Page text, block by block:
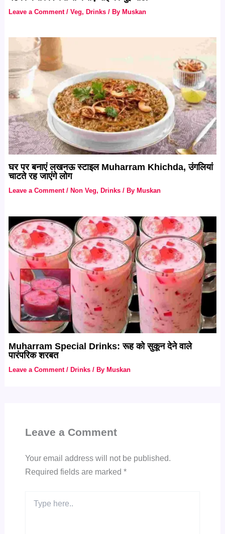
Leave a Comment /Veg,Drinks / ByMuskan
घर पर बनाएं लखनऊ स्टाइल Muharram Khichda, उंगलियां
चाटते रह जाएंगे लोग
Leave a Comment / Non Veg, Drinks / By Muskan
Muharram Special Drinks: रूह को सुकून देने वाले
पारंपरिक शरबत
Leave a Comment /Drinks / ByMuskan
Leave a Comment
Your email address will not be published.
Required fields are marked *
here..